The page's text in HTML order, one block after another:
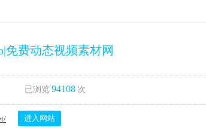
免费动态视频素材网
已浏览 94108 次
进入网站